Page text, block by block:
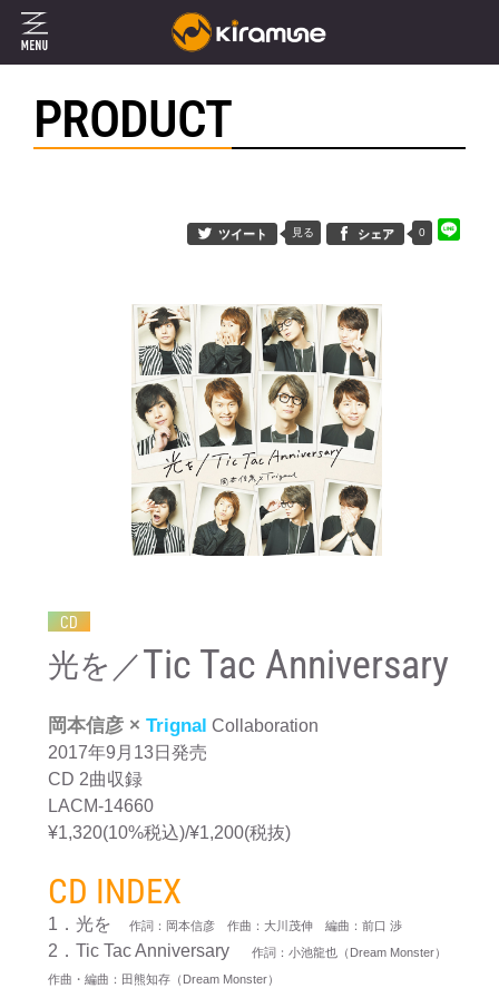
PRODUCT
シェア 0
ツイート 見る
CD
光を／Tic Tac Anniversary
岡本信彦 ×Trignal Collaboration
2017年9月13日発売
CD 2曲収録
LACM-14660
¥1,320(10%税込)/¥1,200(税抜)
CD INDEX
1．光を作詞：岡本信彦 作曲：大川茂伸 編曲：前口 渉
2．Tic Tac Anniversary作詞：小池龍也（Dream Monster）
作曲・編曲：田熊知存（Dream Monster）